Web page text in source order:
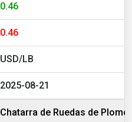
0.46
0.46
USD/LB
2025-08-21
Chatarra de Ruedas de